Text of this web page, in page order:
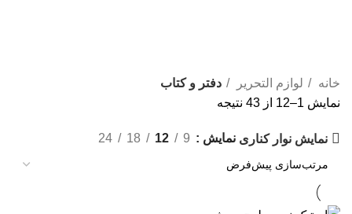
خانه لوازم التحریر
دفتر و کتاب
نمایش 1–12 از 43 نتیجه
نمایش نوار کناری نمایش 9
12
18
24